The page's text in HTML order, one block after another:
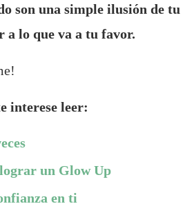
son una simple ilusión de tu
a lo que va a tu favor.
interese leer:
un Glow Up
en ti